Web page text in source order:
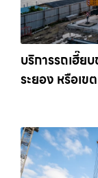
บริการรถเฮี๊ย
ระยอง หรือเ